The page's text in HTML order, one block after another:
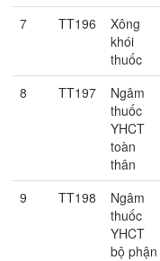
7 TT196
Xông
khói
thuốc
8 TT197
Ngâm
thuốc
YHCT
toàn
thân
9 TT198
Ngâm
thuốc
YHCT
bộ phận